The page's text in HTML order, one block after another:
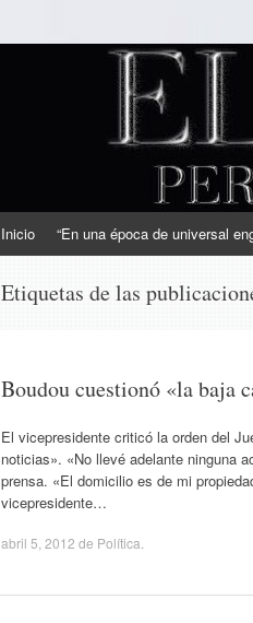
EL SINDICAL
Periodismo Inteligente
Inicio “En una época de universal
Etiquetas de las
Boudou cuestionó «la baja
El vicepresidente criticó la orden del
noticias». «No llevé adelante ninguna
prensa. «El domicilio es de mi
vicepresidente…
abril 5, 2012 de Política